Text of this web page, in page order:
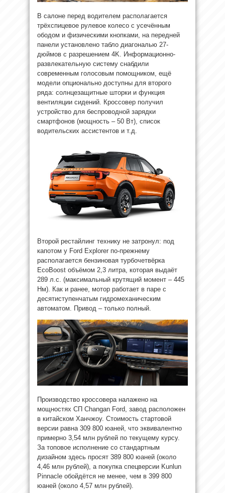
В салоне перед водителем располагается
трёхспицевое рулевое колесо с усечённым
ободом и физическими кнопками, на передней
панели установлено табло диагональю 27-
дюймов с разрешением 4K. Информационно-
развлекательную систему снабдили
современным голосовым помощником, ещё
модели опционально доступны для второго
ряда: солнцезащитные шторки и функция
вентиляции сидений. Кроссовер получил
устройство для беспроводной зарядки
смартфонов (мощность – 50 Вт), список
водительских ассистентов и т.д.
Второй рестайлинг технику не затронул: под
капотом у Ford Explorer по-прежнему
располагается бензиновая турбочетвёрка
EcoBoost объёмом 2,3 литра, которая выдаёт
289 л.с. (максимальный крутящий момент – 445
Нм). Как и ранее, мотор работает в паре с
десятиступенчатым гидромеханическим
автоматом. Привод – только полный.
Производство кроссовера налажено на
мощностях СП Changan Ford, завод расположен
в китайском Ханчжоу. Стоимость стартовой
версии равна 309 800 юаней, что эквивалентно
примерно 3,54 млн рублей по текущему курсу.
За топовое исполнение со стандартным
дизайном здесь просят 389 800 юаней (около
4,46 млн рублей), а покупка спецверсии Kunlun
Pinnacle обойдётся не менее, чем в 399 800
юаней (около 4,57 млн рублей).